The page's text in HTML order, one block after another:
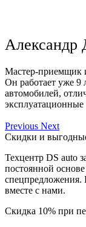
Александр
Мастер-приемщик
Он работает уже 9
автомобилей,
эксплуатационные
Previous Next
Скидки и
Техцентр DS auto
постоянной
спецпредложения.
вместе с нами.
Скидка 10% при